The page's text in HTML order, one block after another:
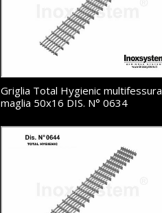
Griglia Total Hygienic multifessura
maglia 50x16 DIS. N° 0634